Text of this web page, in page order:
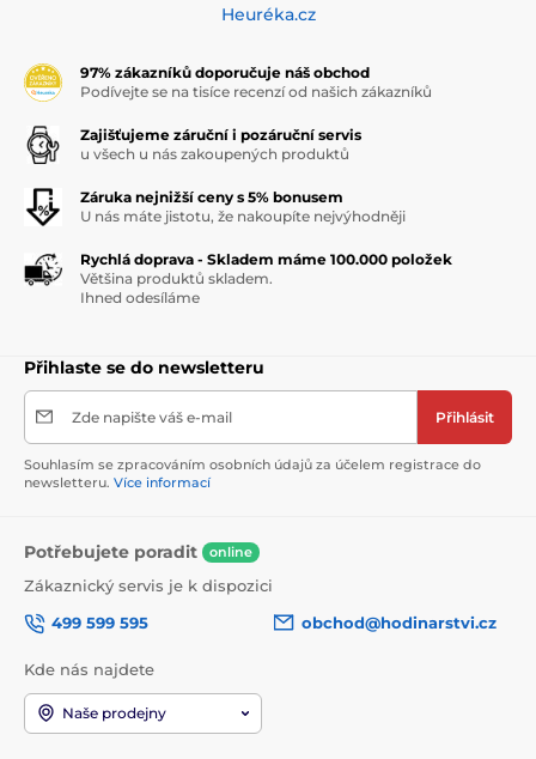
Heuréka.cz
97% zákazníků doporučuje náš obchod
Podívejte se na tisíce recenzí od našich zákazníků
Zajišťujeme záruční i pozáruční servis
u všech u nás zakoupených produktů
Záruka nejnižší ceny s 5% bonusem
U nás máte jistotu, že nakoupíte nejvýhodněji
Rychlá doprava - Skladem máme 100.000 položek
Většina produktů skladem.
Ihned odesíláme
Přihlaste se do newsletteru
Zde napište váš e-mail Přihlásit
Souhlasím se zpracováním osobních údajů za účelem registrace do
newsletteru. Více informací
Potřebujete poradit online
Zákaznický servis je k dispozici
499 599 595
obchod@hodinarstvi.cz
Kde nás najdete
Naše prodejny